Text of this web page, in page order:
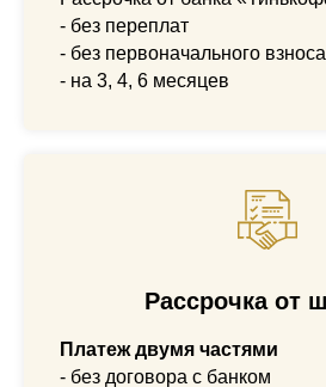
- без переплат
- без первоначального взноса
- на 3, 4, 6 месяцев
Рассрочка от
Платеж двумя частями
- без договора с банком